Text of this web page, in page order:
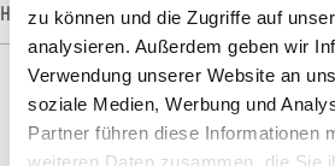
zu können und die Zugriffe auf
analysieren. Außerdem geben wir
Verwendung unserer Website an
soziale Medien, Werbung und
Partner führen diese Informationen
weiteren Daten zusammen, die Sie
Hersteller-Informationen